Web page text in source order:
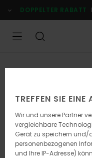
zur
Produktinformation
DOPPELTER RABATT
TREFFEN SIE
Wir und unsere Partner
vergleichbare
Gerät zu speichern und/
personenbezogenen
und Ihre IP-Adresse)